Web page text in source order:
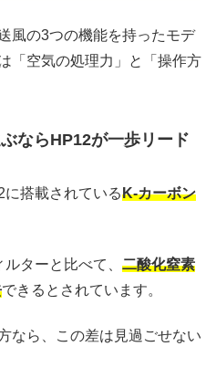
風の3つの機能を持ったモデ
「空気の処理力」と「操作方
ならHP12が一歩リード
に搭載されているK-カーボン
ターと比べて、 二酸化窒素
できるとされています。
なら、この差は見過ごせない